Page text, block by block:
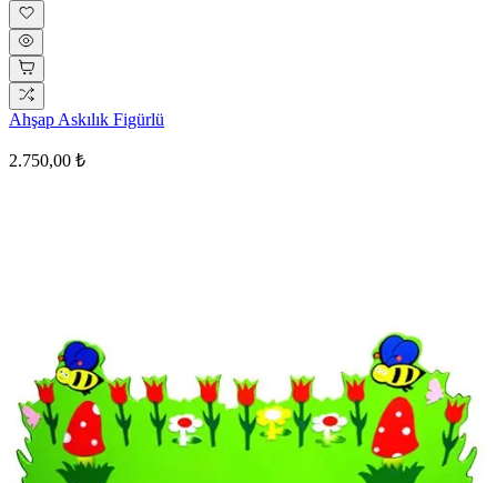
Ahşap Askılık Figürlü
2.750,00 ₺